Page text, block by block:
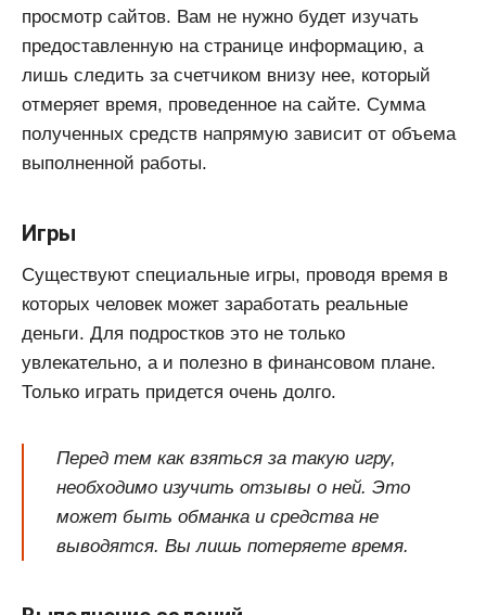
просмотр сайтов. Вам не нужно будет изучать
предоставленную на странице информацию, а
лишь следить за счетчиком внизу нее, который
отмеряет время, проведенное на сайте. Сумма
полученных средств напрямую зависит от объема
выполненной работы.
Игры
Существуют специальные игры, проводя время в
которых человек может заработать реальные
деньги. Для подростков это не только
увлекательно, а и полезно в финансовом плане.
Только играть придется очень долго.
Перед тем как взяться за такую игру,
необходимо изучить отзывы о ней. Это
может быть обманка и средства не
выводятся. Вы лишь потеряете время.